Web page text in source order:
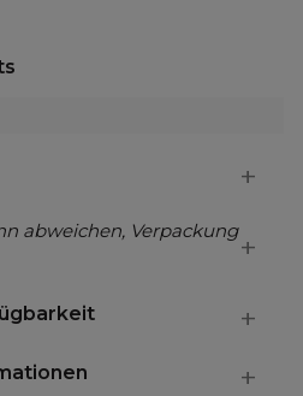
abweichen, Verpackung